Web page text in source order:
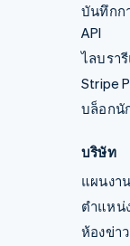
บันทึกก
API
ไลบรา
Stripe
บล็อกนั
บริษัท
แผนง
ตำแหน่
ห้องข่าว